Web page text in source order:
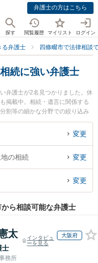
弁護士の方はこちら
探す 閲覧履歴 マイリスト ログイン
る弁護士 四條畷市で法律相談
続に強い弁護士
弁護士が2名見つかりました。休
掲載中。相続・遺言に関係する
割等の細かな分野での絞り込み
林 祐詞弁護士や四條畷法律事務
費用、強みなどが注目されてい
で不動産・土地の相続を法律相
』などでお困りの相談者さんに
変更
の相続 変更
変更
ら相談可能な弁護士
太
士
インタビュ
ーを見る
大阪府
務所